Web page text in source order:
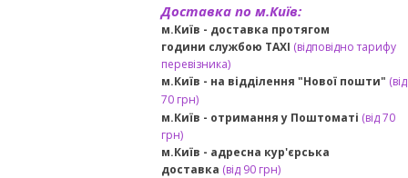
Доставка по м.Київ:
м.Київ - доставка протягом
години службою TAXI (відповідно тарифу
перевізника)
м.Київ - на відділення "Нової пошти" (від
70 грн)
м.Київ - отримання у Поштоматі (від 70
грн)
м.Київ - адресна кур'єрська
доставка (від90 грн)